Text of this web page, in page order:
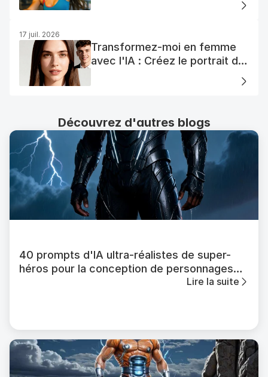
17 juil. 2026
Transformez-moi en femme
avec l'IA : Créez le portrait de
Découvrez d'autres blogs
40 prompts d'IA ultra-réalistes de super-
héros pour la conception de personnages
Lire la suite